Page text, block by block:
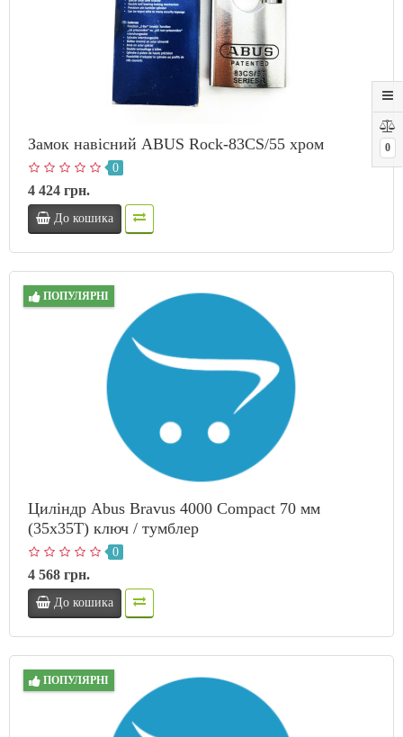
0
Замок навісний ABUS Rock-83CS/55 хром
0
4 424 грн.
До кошика
ПОПУЛЯРНІ
Циліндр Abus Bravus 4000 Compact 70 мм
(35х35T) ключ / тумблер
0
4 568 грн.
До кошика
ПОПУЛЯРНІ